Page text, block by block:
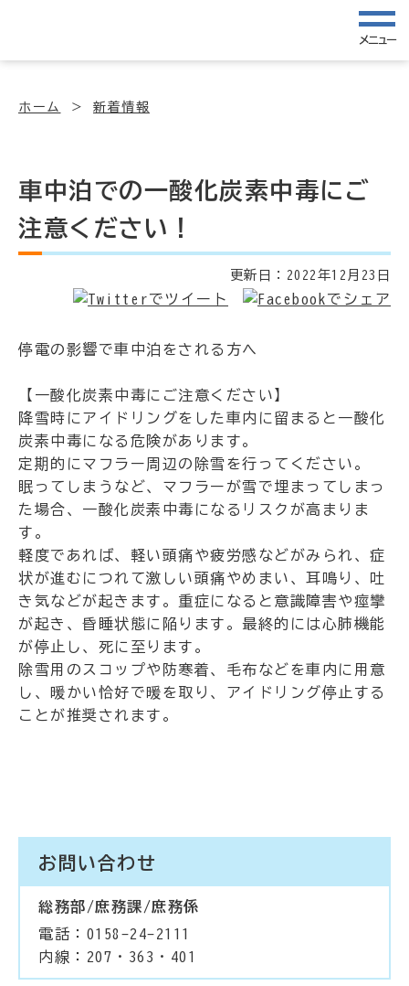
メニュー
ホーム 新着情報
車中泊での一酸化炭素中毒にご
注意ください！
更新日： 2022年12月23日
停電の影響で車中泊をされる方へ
【一酸化炭素中毒にご注意ください】
降雪時にアイドリングをした車内に留まると一酸化
炭素中毒になる危険があります。
定期的にマフラー周辺の除雪を行ってください。
眠ってしまうなど、マフラーが雪で埋まってしまっ
た場合、一酸化炭素中毒になるリスクが高まりま
す。
軽度であれば、軽い頭痛や疲労感などがみられ、症
状が進むにつれて激しい頭痛やめまい、耳鳴り、吐
き気などが起きます。重症になると意識障害や痙攣
が起き、昏睡状態に陥ります。最終的には心肺機能
が停止し、死に至ります。
除雪用のスコップや防寒着、毛布などを車内に用意
し、暖かい恰好で暖を取り、アイドリング停止する
ことが推奨されます。
お問い合わせ
総務部/庶務課/庶務係
電話：0158-24-2111
内線：207・363・401